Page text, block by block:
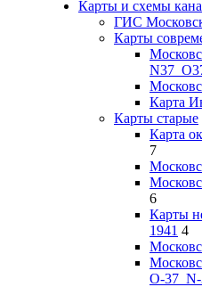
Карты и схемы
ГИС
Карты
Карта
Карты старые
Карта
7
6
Карты
1941 4
О-